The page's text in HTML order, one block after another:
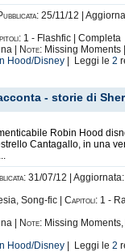
25/11/12 |
1 - Flashfic | Completa
|
Note: Missing Moments |
Hood/Disney | Leggi le 2
- storie di
Robin Hood
Cantagallo, in una
31/07/12 | Aggiornata:
Song-fic | Capitoli: 1 -
|
Note: Missing Moments,
Hood/Disney | Leggi le 2